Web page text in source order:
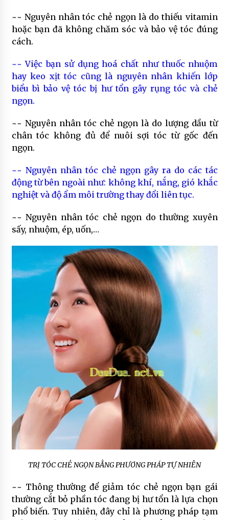
~~ Nguyên nhân tóc chẻ ngọn là do thiếu vitamin
hoặc bạn đã không chăm sóc và bảo vệ tóc đúng
cách.
~~ Việc bạn sử dụng hoá chất như thuốc nhuộm
hay keo xịt tóc cũng là nguyên nhân khiến lớp
biểu bì bảo vệ tóc bị hư tổn gây rụng tóc và chẻ
ngọn.
~~ Nguyên nhân tóc chẻ ngọn là do lượng dầu từ
chân tóc không đủ để nuôi sợi tóc từ gốc đến
ngọn.
~~ Nguyên nhân tóc chẻ ngọn gây ra do các tác
động từ bên ngoài như: không khí, nắng, gió khắc
nghiệt và độ ẩm môi trường thay đổi liên tục.
~~ Nguyên nhân tóc chẻ ngọn do thường xuyên
sấy, nhuộm, ép, uốn,…
TRỊ TÓC CHẺ NGỌN BẰNG PHƯƠNG PHÁP TỰ NHIÊN
~~ Thông thường để giảm tóc chẻ ngọn bạn gái
thường cắt bỏ phần tóc đang bị hư tổn là lựa chọn
phổ biến. Tuy nhiên, đây chỉ là phương pháp tạm